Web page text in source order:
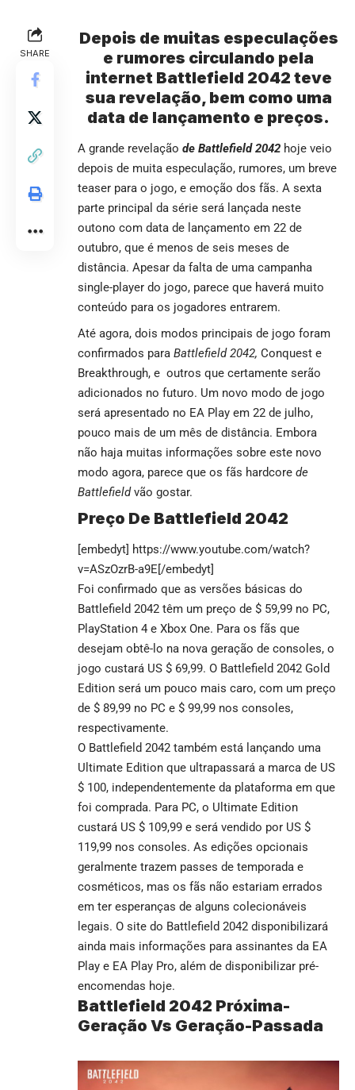
SHARE
Depois de muitas especulações
e rumores circulando pela
internet Battlefield 2042 teve
sua revelação, bem como uma
data de lançamento e preços.
A grande revelação de Battlefield 2042 hoje veio
depois de muita especulação, rumores, um breve
teaser para o jogo, e emoção dos fãs. A sexta
parte principal da série será lançada neste
outono com data de lançamento em 22 de
outubro, que é menos de seis meses de
distância. Apesar da falta de uma campanha
single-player do jogo, parece que haverá muito
conteúdo para os jogadores entrarem.
Até agora, dois modos principais de jogo foram
confirmados para Battlefield 2042, Conquest e
Breakthrough, e outros que certamente serão
adicionados no futuro. Um novo modo de jogo
será apresentado no EA Play em 22 de julho,
pouco mais de um mês de distância. Embora
não haja muitas informações sobre este novo
modo agora, parece que os fãs hardcore de
Battlefieldvão gostar.
Preço De Battlefield 2042
[embedyt] https://www.youtube.com/watch?
v=ASzOzrB-a9E[/embedyt]
Foi confirmado que as versões básicas do
Battlefield 2042 têm um preço de $ 59,99 no PC,
PlayStation 4 e Xbox One. Para os fãs que
desejam obtê-lo na nova geração de consoles, o
jogo custará US $ 69,99. O Battlefield 2042 Gold
Edition será um pouco mais caro, com um preço
de $ 89,99 no PC e $ 99,99 nos consoles,
respectivamente.
O Battlefield 2042 também está lançando uma
Ultimate Edition que ultrapassará a marca de US
$ 100, independentemente da plataforma em que
foi comprada. Para PC, o Ultimate Edition
custará US $ 109,99 e será vendido por US $
119,99 nos consoles. As edições opcionais
geralmente trazem passes de temporada e
cosméticos, mas os fãs não estariam errados
em ter esperanças de alguns colecionáveis ​​
legais. O site do Battlefield 2042 disponibilizará
ainda mais informações para assinantes da EA
Play e EA Play Pro, além de disponibilizar pré-
encomendas hoje.
Battlefield 2042 Próxima-
Geração Vs Geração-Passada